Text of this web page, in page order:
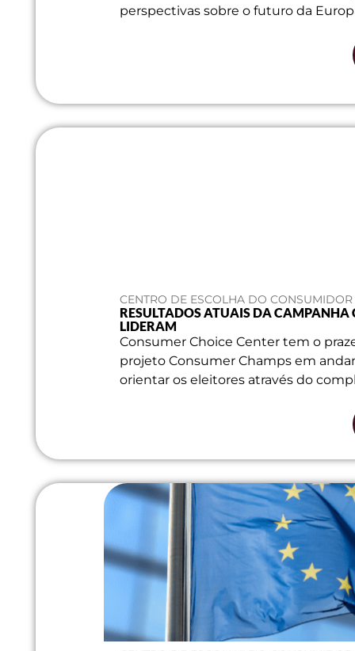
perspectivas sobre o futuro da
CENTRO DE ESCOLHA DO
RESULTADOS ATUAIS DA CAMPANHA
LIDERAM
Consumer Choice Center tem o
projeto Consumer Champs em
orientar os eleitores através do